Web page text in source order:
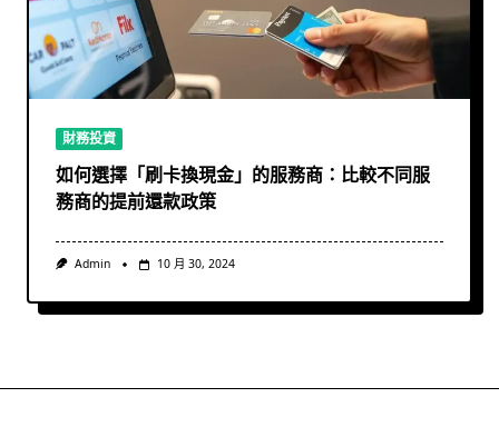
財務投資
如何選擇「刷卡換現金」的服務商：比較不同服
務商的提前還款政策
Admin 10 月 30, 2024